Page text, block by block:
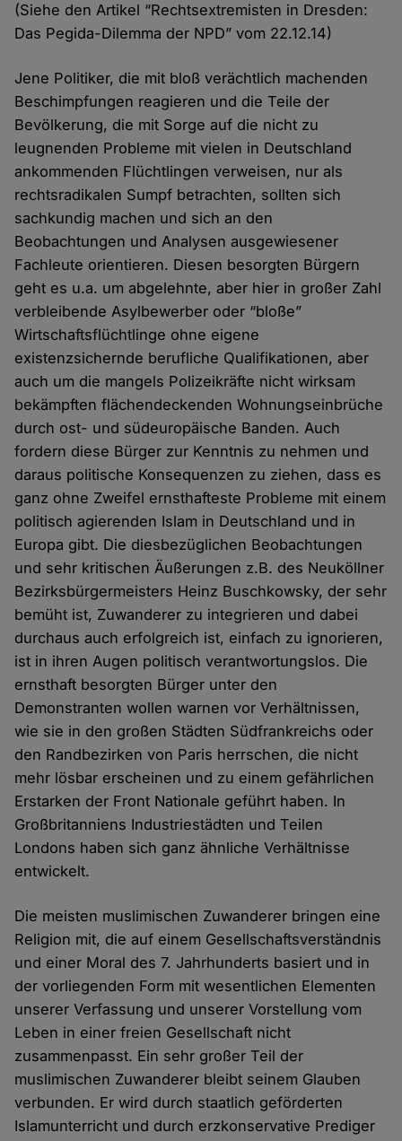
(Siehe den Artikel “Rechtsextremisten in Dresden:
Das Pegida-Dilemma der NPD” vom 22.12.14)
Jene Politiker, die mit bloß verächtlich machenden
Beschimpfungen reagieren und die Teile der
Bevölkerung, die mit Sorge auf die nicht zu
leugnenden Probleme mit vielen in Deutschland
ankommenden Flüchtlingen verweisen, nur als
rechtsradikalen Sumpf betrachten, sollten sich
sachkundig machen und sich an den
Beobachtungen und Analysen ausgewiesener
Fachleute orientieren. Diesen besorgten Bürgern
geht es u.a. um abgelehnte, aber hier in großer Zahl
verbleibende Asylbewerber oder “bloße”
Wirtschaftsflüchtlinge ohne eigene
existenzsichernde berufliche Qualifikationen, aber
auch um die mangels Polizeikräfte nicht wirksam
bekämpften flächendeckenden Wohnungseinbrüche
durch ost- und südeuropäische Banden. Auch
fordern diese Bürger zur Kenntnis zu nehmen und
daraus politische Konsequenzen zu ziehen, dass es
ganz ohne Zweifel ernsthafteste Probleme mit einem
politisch agierenden Islam in Deutschland und in
Europa gibt. Die diesbezüglichen Beobachtungen
und sehr kritischen Äußerungen z.B. des Neuköllner
Bezirksbürgermeisters Heinz Buschkowsky, der sehr
bemüht ist, Zuwanderer zu integrieren und dabei
durchaus auch erfolgreich ist, einfach zu ignorieren,
ist in ihren Augen politisch verantwortungslos. Die
ernsthaft besorgten Bürger unter den
Demonstranten wollen warnen vor Verhältnissen,
wie sie in den großen Städten Südfrankreichs oder
den Randbezirken von Paris herrschen, die nicht
mehr lösbar erscheinen und zu einem gefährlichen
Erstarken der Front Nationale geführt haben. In
Großbritanniens Industriestädten und Teilen
Londons haben sich ganz ähnliche Verhältnisse
entwickelt.
Die meisten muslimischen Zuwanderer bringen eine
Religion mit, die auf einem Gesellschaftsverständnis
und einer Moral des 7. Jahrhunderts basiert und in
der vorliegenden Form mit wesentlichen Elementen
unserer Verfassung und unserer Vorstellung vom
Leben in einer freien Gesellschaft nicht
zusammenpasst. Ein sehr großer Teil der
muslimischen Zuwanderer bleibt seinem Glauben
verbunden. Er wird durch staatlich geförderten
Islamunterricht und durch erzkonservative Prediger